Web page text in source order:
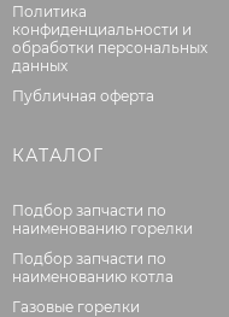
Политика
конфиденциальности и
обработки персональных
данных
Публичная оферта
КАТАЛОГ
Подбор запчасти по
наименованию горелки
Подбор запчасти по
наименованию котла
Газовые горелки